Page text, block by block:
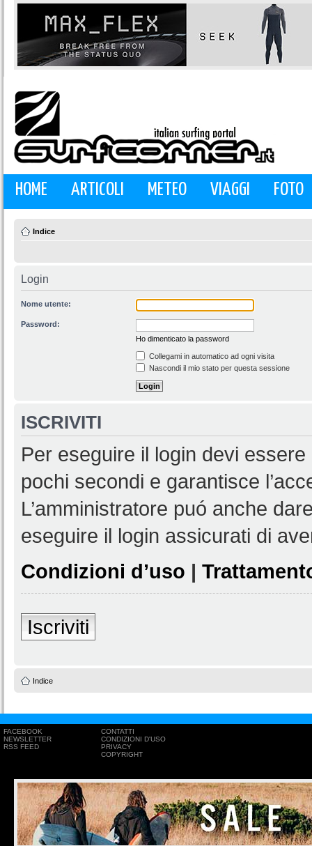
HOME ARTICOLI METEO VIAGGI FOTO
Indice
Login
Nome utente:
Password:
Ho dimenticato la password
Collegami in automatico ad ogni visita
Nascondi il mio stato per questa sessione
ISCRIVITI
Per eseguire il login devi
pochi secondi e garantisce
L’amministratore puó anche
eseguire il login assicurati di
Condizioni d’uso |
Iscriviti
Indice
FACEBOOK
NEWSLETTER
RSS FEED
CONTATTI
CONDIZIONI D'USO
PRIVACY
COPYRIGHT